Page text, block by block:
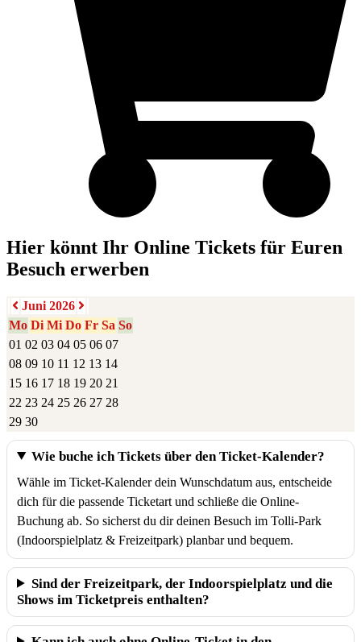
Hier könnt Ihr Online Tickets für Euren
Besuch erwerben
Juni 2026
Mo Di Mi Do Fr Sa So
01 02 03 04 05 06 07
08 09 10 11 12 13 14
15 16 17 18 19 20 21
22 23 24 25 26 27 28
29 30
Wie buche ich Tickets über den Ticket-Kalender?
Wähle im Ticket-Kalender dein Wunschdatum aus, entscheide
dich für die passende Ticketart und schließe die Online-
Buchung ab. So sicherst du dir deinen Besuch im Tolli-Park
(Indoorspielplatz & Freizeitpark) planbar und bequem.
Sind der Freizeitpark, der Indoorspielplatz und die
Shows im Ticketpreis enthalten?